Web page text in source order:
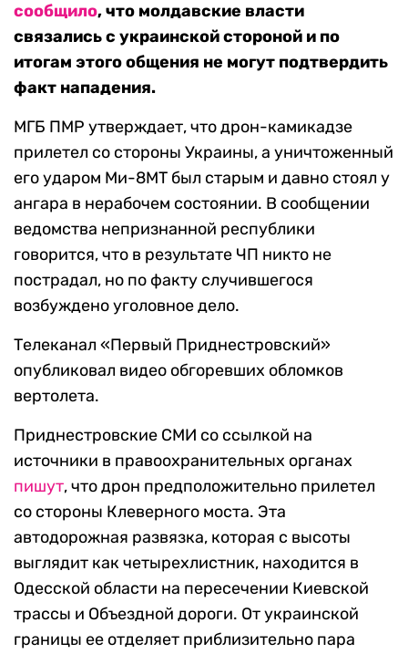
сообщило, что молдавские власти
связались с украинской стороной и по
итогам этого общения не могут подтвердить
факт нападения.
МГБ ПМР утверждает, что дрон-камикадзе
прилетел со стороны Украины, а уничтоженный
его ударом Ми-8МТ был старым и давно стоял у
ангара в нерабочем состоянии. В сообщении
ведомства непризнанной республики
говорится, что в результате ЧП никто не
пострадал, но по факту случившегося
возбуждено уголовное дело.
Телеканал «Первый Приднестровский»
опубликовал видео обгоревших обломков
вертолета.
Приднестровские СМИ со ссылкой на
источники в правоохранительных органах
пишут, что дрон предположительно прилетел
со стороны Клеверного моста. Эта
автодорожная развязка, которая с высоты
выглядит как четырехлистник, находится в
Одесской области на пересечении Киевской
трассы и Объездной дороги. От украинской
границы ее отделяет приблизительно пара